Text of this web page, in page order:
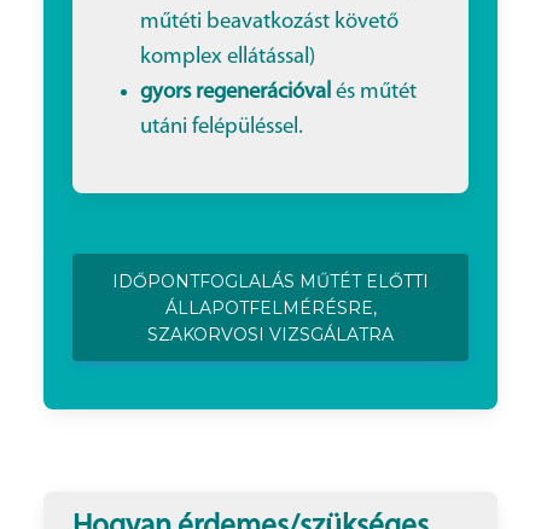
műtéti beavatkozást követő
komplex ellátással)
gyors regenerációval és műtét
utáni felépüléssel.
IDŐPONTFOGLALÁS MŰTÉT ELŐTTI
ÁLLAPOTFELMÉRÉSRE,
SZAKORVOSI VIZSGÁLATRA